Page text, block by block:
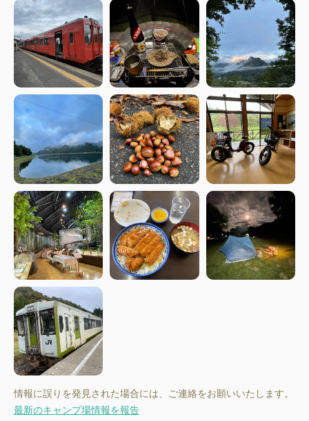
情報に誤りを発見された場合には、ご連絡をお願いいたします。
最新のキャンプ場情報を報告